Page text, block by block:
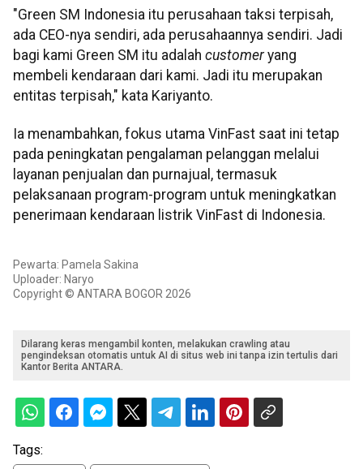
"Green SM Indonesia itu perusahaan taksi terpisah,
ada CEO-nya sendiri, ada perusahaannya sendiri. Jadi
bagi kami Green SM itu adalah customeryang
membeli kendaraan dari kami. Jadi itu merupakan
entitas terpisah," kata Kariyanto.
Ia menambahkan, fokus utama VinFast saat ini tetap
pada peningkatan pengalaman pelanggan melalui
layanan penjualan dan purnajual, termasuk
pelaksanaan program-program untuk meningkatkan
penerimaan kendaraan listrik VinFast di Indonesia.
Pewarta: Pamela Sakina
Uploader: Naryo
Copyright © ANTARA BOGOR 2026
Dilarang keras mengambil konten, melakukan crawling atau
pengindeksan otomatis untuk AI di situs web ini tanpa izin tertulis dari
Kantor Berita ANTARA.
Tags: